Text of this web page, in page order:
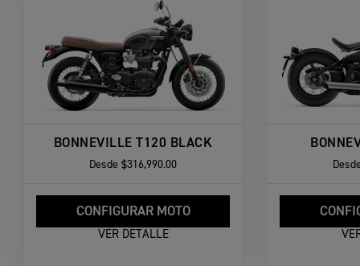
BONNEVILLE T120 BLACK
Desde $316,990.00
CONFIGURAR MOTO
VER DETALLE